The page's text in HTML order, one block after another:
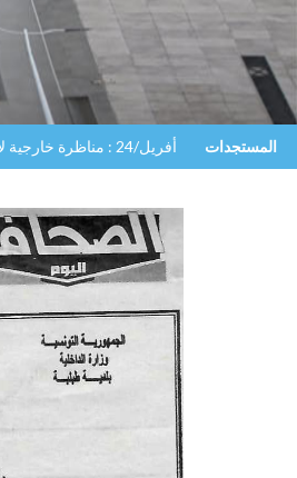
المستجدات أفريل/24 : مناظرة خارجية لانتداب عملة لفائدة بلدية طبلبة